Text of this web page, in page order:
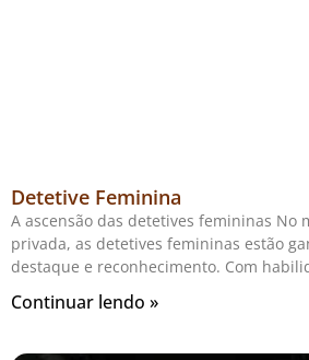
Detetive Feminina
A ascensão das detetives femininas No
privada, as detetives femininas estão
destaque e reconhecimento. Com
Continuar lendo »